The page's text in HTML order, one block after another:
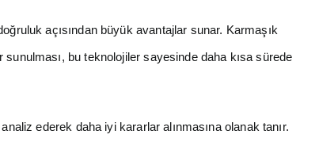
açısından büyük avantajlar sunar. Karmaşık
bu teknolojiler sayesinde daha kısa sürede
ederek daha iyi kararlar alınmasına olanak tanır.